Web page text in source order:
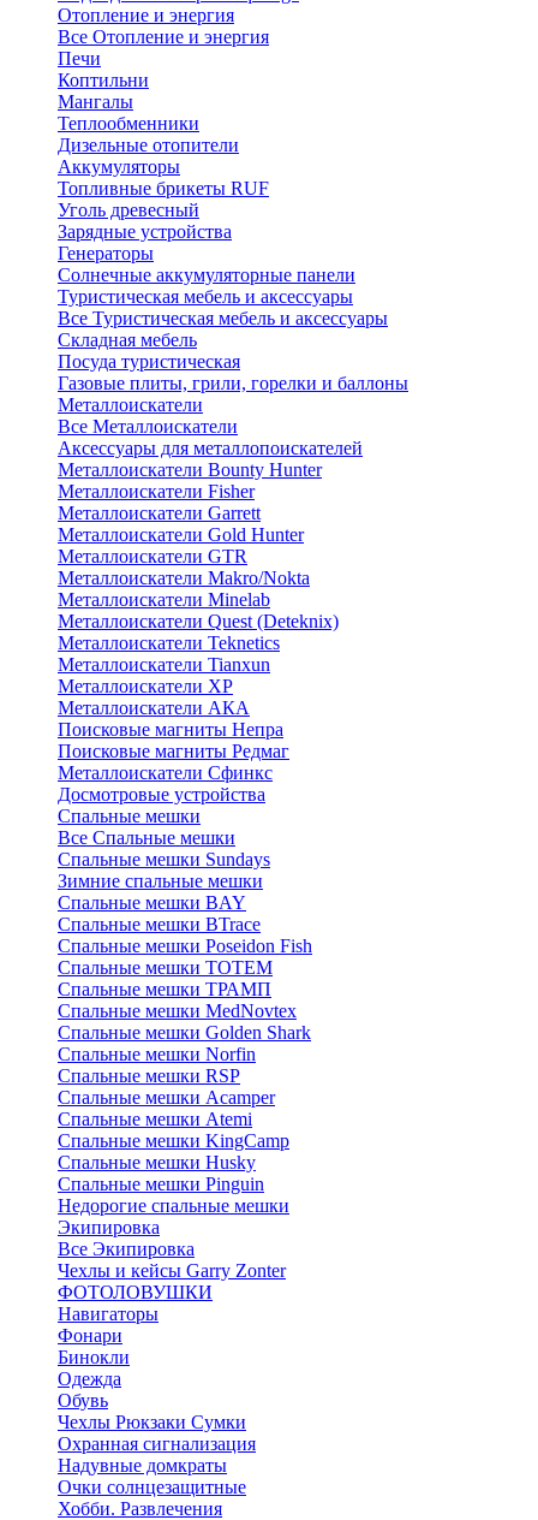
Отопление и энергия
Все Отопление и энергия
Печи
Коптильни
Мангалы
Теплообменники
Дизельные отопители
Аккумуляторы
Топливные брикеты RUF
Уголь древесный
Зарядные устройства
Генераторы
Солнечные аккумуляторные панели
Туристическая мебель и аксессуары
Все Туристическая мебель и аксессуары
Складная мебель
Посуда туристическая
Газовые плиты, грили, горелки и баллоны
Металлоискатели
Все Металлоискатели
Аксессуары для металлопоискателей
Металлоискатели Bounty Hunter
Металлоискатели Fisher
Металлоискатели Garrett
Металлоискатели Gold Hunter
Металлоискатели GTR
Металлоискатели Makro/Nokta
Металлоискатели Minelab
Металлоискатели Quest (Deteknix)
Металлоискатели Teknetics
Металлоискатели Tianxun
Металлоискатели XP
Металлоискатели АКА
Поисковые магниты Непра
Поисковые магниты Редмаг
Металлоискатели Сфинкс
Досмотровые устройства
Спальные мешки
Все Спальные мешки
Спальные мешки Sundays
Зимние спальные мешки
Спальные мешки BAY
Спальные мешки BTrace
Спальные мешки Poseidon Fish
Спальные мешки ТОТЕМ
Спальные мешки ТРАМП
Cпальные мешки MedNovtex
Спальные мешки Golden Shark
Спальные мешки Norfin
Спальные мешки RSP
Спальные мешки Acamper
Спальные мешки Atemi
Спальные мешки KingCamp
Спальные мешки Husky
Спальные мешки Pinguin
Недорогие спальные мешки
Экипировка
Все Экипировка
Чехлы и кейсы Garry Zonter
ФОТОЛОВУШКИ
Навигаторы
Фонари
Бинокли
Одежда
Обувь
Чехлы Рюкзаки Сумки
Охранная сигнализация
Надувные домкраты
Очки солнцезащитные
Хобби. Развлечения